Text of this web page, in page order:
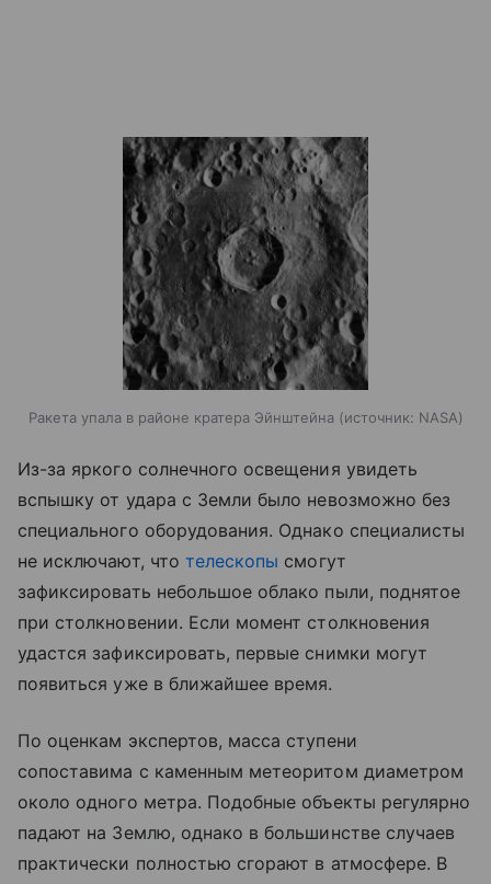
Ракета упала в районе кратера Эйнштейна источник: NASA
Из-за яркого солнечного освещения увидеть
вспышку от удара с Земли было невозможно без
специального оборудования. Однако специалисты
не исключают, что телескопы смогут
зафиксировать небольшое облако пыли, поднятое
при столкновении. Если момент столкновения
удастся зафиксировать, первые снимки могут
появиться уже в ближайшее время.
По оценкам экспертов, масса ступени
сопоставима с каменным метеоритом диаметром
около одного метра. Подобные объекты регулярно
падают на Землю, однако в большинстве случаев
практически полностью сгорают в атмосфере. В